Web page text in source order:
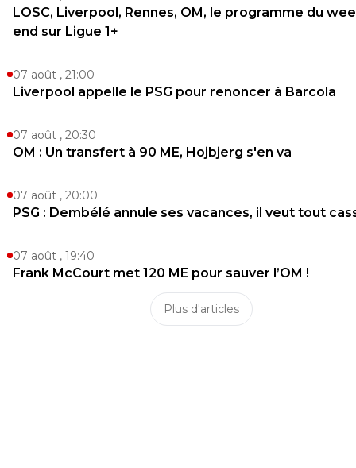
LOSC, Liverpool, Rennes, OM, le programme du
end sur Ligue 1+
07 août , 21:00
Liverpool appelle le PSG pour renoncer à Barcola
07 août , 20:30
OM : Un transfert à 90 ME, Hojbjerg s'en va
07 août , 20:00
PSG : Dembélé annule ses vacances, il veut tout
07 août , 19:40
Frank McCourt met 120 ME pour sauver l’OM !
Plus d'articles